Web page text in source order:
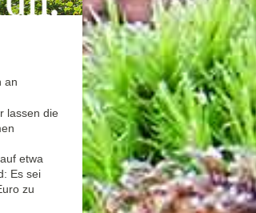
an
lassen die
etwa
Es sei
zu